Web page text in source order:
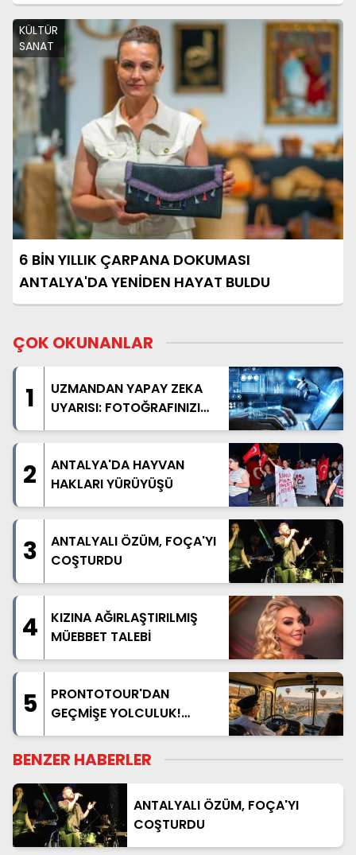
KÜLTÜR
SANAT
6 BİN YILLIK ÇARPANA DOKUMASI
ANTALYA'DA YENİDEN HAYAT BULDU
ÇOK OKUNANLAR
1
UZMANDAN YAPAY ZEKA
UYARISI: FOTOĞRAFINIZI
PAYLAŞMADAN BİR KEZ
2
ANTALYA'DA HAYVAN
HAKLARI YÜRÜYÜŞÜ
3
ANTALYALI ÖZÜM, FOÇA'YI
COŞTURDU
4
KIZINA AĞIRLAŞTIRILMIŞ
MÜEBBET TALEBİ
5
PRONTOTOUR'DAN
GEÇMİŞE YOLCULUK!
NOSTALJİK OTOBÜSLÜ
KAPADOKYA TURU
BAŞLIYOR
BENZER HABERLER
ANTALYALI ÖZÜM, FOÇA'YI
COŞTURDU